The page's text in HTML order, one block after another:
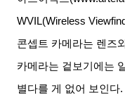
WVIL(Wireless
콘셉트 카메라는 렌즈
카메라는 겉보기에는
별다를 게 없어 보인다